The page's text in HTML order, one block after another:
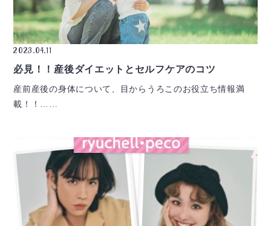
2023.04.11
必見！！産後ダイエットとセルフケアのコツ
産前産後の身体について、目からうろこのお役立ち情報満
載！！……